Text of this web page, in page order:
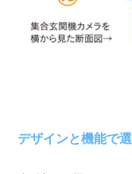
デザインと機能で